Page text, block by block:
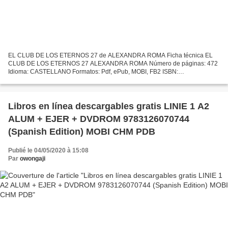
EL CLUB DE LOS ETERNOS 27 de ALEXANDRA ROMA Ficha técnica EL
CLUB DE LOS ETERNOS 27 ALEXANDRA ROMA Número de páginas: 472
Idioma: CASTELLANO Formatos: Pdf, ePub, MOBI, FB2 ISBN:
eBook...
Libros en línea descargables gratis LINIE 1 A2
ALUM + EJER + DVDROM 9783126070744
(Spanish Edition) MOBI CHM PDB
Publié le 04/05/2020 à 15:08
Par owongaji